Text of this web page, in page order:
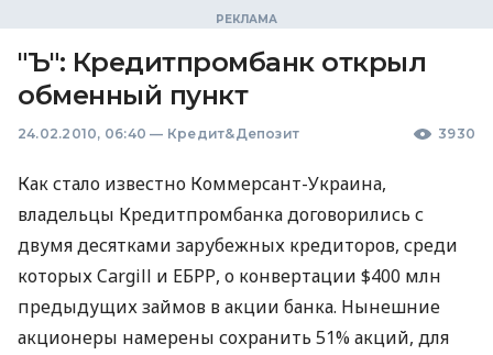
"Ъ": Кредитпромбанк открыл
обменный пункт
24.02.2010, 06:40 — Кредит&Депозит 3930
Как стало известно Коммерсант-Украина,
владельцы Кредитпромбанка договорились с
двумя десятками зарубежных кредиторов, среди
которых Cargill и ЕБРР, о конвертации $400 млн
предыдущих займов в акции банка. Нынешние
акционеры намерены сохранить 51% акций, для